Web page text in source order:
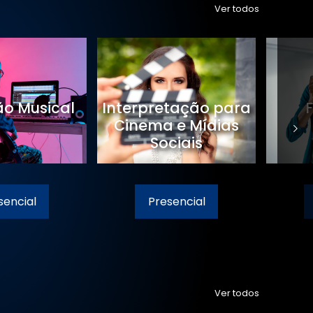
Ver todos
Musical
Interpretação para
Cinema e Mídias
Sociais
Presencial
Ver todos